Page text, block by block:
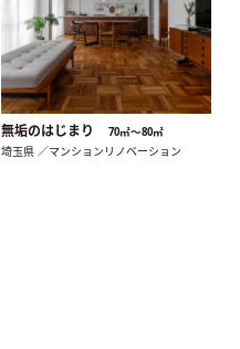
無垢のはじまり 70㎡〜80㎡
埼玉県 ／マンションリノベーション